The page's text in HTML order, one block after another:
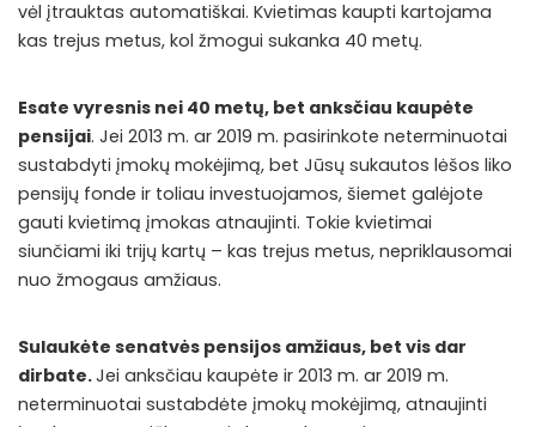
vėl įtrauktas automatiškai. Kvietimas kaupti kartojama
kas trejus metus, kol žmogui sukanka 40 metų.
Esate vyresnis nei 40 metų, bet anksčiau kaupėte
pensijai. Jei 2013 m. ar 2019 m. pasirinkote neterminuotai
sustabdyti įmokų mokėjimą, bet Jūsų sukautos lėšos liko
pensijų fonde ir toliau investuojamos, šiemet galėjote
gauti kvietimą įmokas atnaujinti. Tokie kvietimai
siunčiami iki trijų kartų – kas trejus metus, nepriklausomai
nuo žmogaus amžiaus.
Sulaukėte senatvės pensijos amžiaus, bet vis dar
dirbate.Jei anksčiau kaupėte ir 2013 m. ar 2019 m.
neterminuotai sustabdėte įmokų mokėjimą, atnaujinti